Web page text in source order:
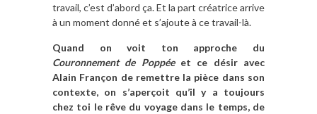
travail, c’est d’abord ça. Et la part créatrice arrive
à un moment donné et s’ajoute à ce travail-là.
Quand on voit ton approche du
Couronnement de Poppéeet ce désir avec
Alain Françon de remettre la pièce dans son
contexte, on s’aperçoit qu’il y a toujours
chez toi le rêve du voyage dans le temps, de